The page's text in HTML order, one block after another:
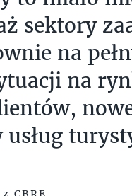
sektory
na
na
usług